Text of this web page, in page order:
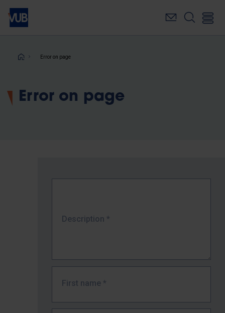
Skip
main
Breadcrumb
Error on page
Error on page
Description *
First name *